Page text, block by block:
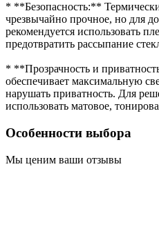
* **Безопасность:**
чрезвычайно прочное, но для
рекомендуется использовать
предотвратить рассыпание
* **Прозрачность и
обеспечивает максимальную
нарушать приватность. Для
использовать матовое,
Особенности выбора
Мы ценим ваши отзывы